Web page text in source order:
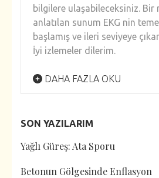
bilgilere ulaşabileceksiniz. Bir
anlatılan sunum EKG nin
başlamış ve ileri seviyeye
İyi izlemeler dilerim.
DAHA FAZLA OKU
SON YAZILARIM
Yağlı Güreş: Ata Sporu
Betonun Gölgesinde Enflasyon